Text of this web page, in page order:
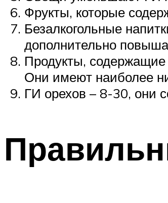
Фрукты, которые
Безалкогольные
дополнительно
Продукты,
Они имеют наиболее
ГИ орехов – 8-30, они